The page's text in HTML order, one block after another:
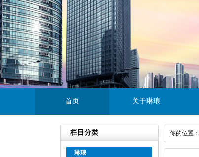
首页 关于琳琅
栏目分类
琳琅
你的位置：